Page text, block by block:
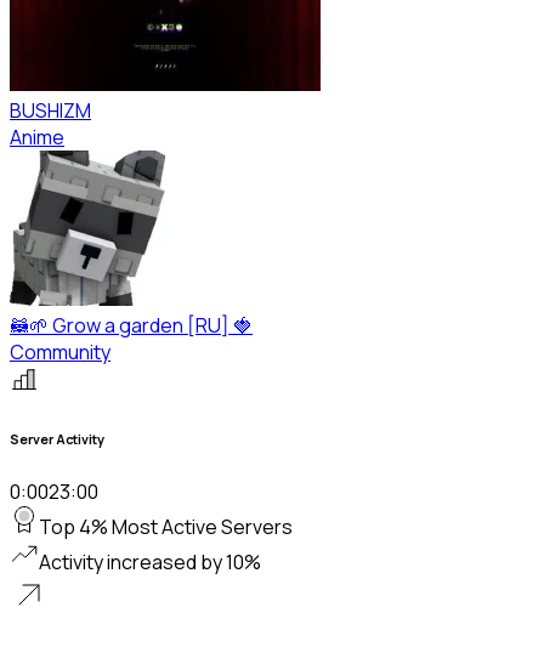
BUSHIZM
Anime
🦝🌱 Grow a garden [RU] 🍓
Community
Server Activity
0:0023:00
Top 4% Most Active Servers
Activity increased by 10%